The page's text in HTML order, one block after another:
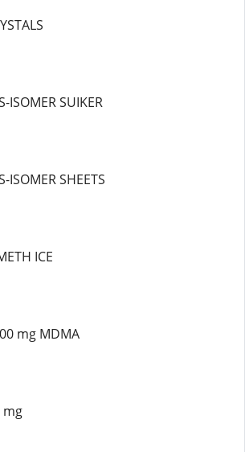
ISOMER SUIKER
ISOMER SHEETS
ICE
mg MDMA
mg